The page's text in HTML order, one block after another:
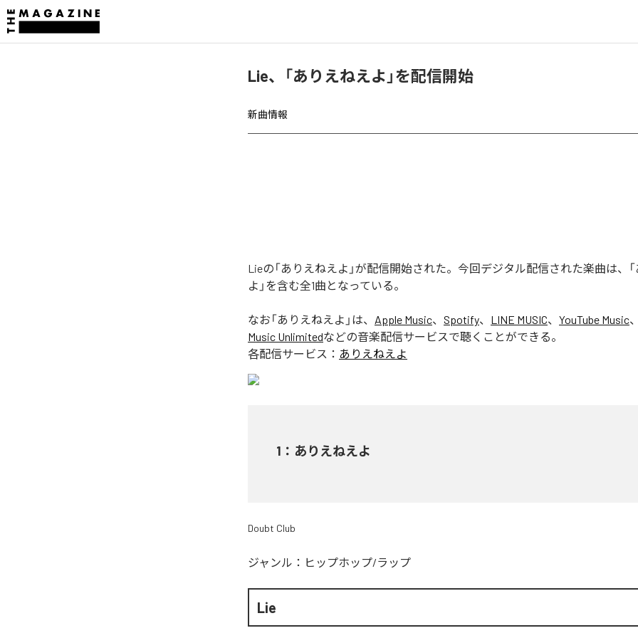
Lie、「ありえねえよ」を配信開始
新曲情報
Lieの「ありえねえよ」が配信開始された。今回デジタル配信された楽曲は、
よ」を含む全1曲となっている。
なお「ありえねえよ 」は、 Apple Music、 Spotify、 LINE MUSIC、 YouTube Music、
Music Unlimitedなどの音楽配信サービスで聴くことができる。
各配信サービス： ありえねえよ
1 ： ありえねえよ
Doubt Club
ジャンル： ヒップホップ/ラップ
Lie